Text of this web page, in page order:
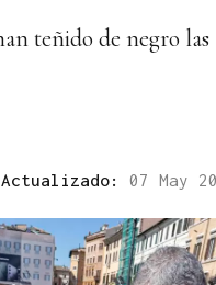
teñido de negro
Actualizado: 07 May